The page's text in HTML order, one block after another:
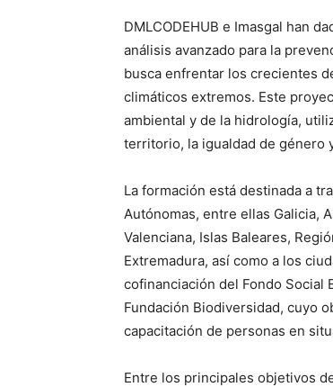
DMLCODEHUB e Imasgal han
análisis avanzado para la
busca enfrentar los crecientes
climáticos extremos. Este
ambiental y de la hidrología,
territorio, la igualdad de género
La formación está destinada a
Autónomas, entre ellas Galicia,
Valenciana, Islas Baleares,
Extremadura, así como a los
cofinanciación del Fondo Social
Fundación Biodiversidad, cuyo
capacitación de personas en
Entre los principales objetivos